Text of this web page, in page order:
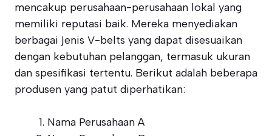
mencakup perusahaan-perusahaan lokal yang
memiliki reputasi baik. Mereka menyediakan
berbagai jenis V-belts yang dapat disesuaikan
dengan kebutuhan pelanggan, termasuk ukuran
dan spesifikasi tertentu. Berikut adalah beberapa
produsen yang patut diperhatikan:
Nama Perusahaan A